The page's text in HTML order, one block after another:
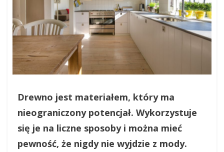
Drewno jest materiałem, który ma
nieograniczony potencjał. Wykorzystuje
się je na liczne sposoby i można mieć
pewność, że nigdy nie wyjdzie z mody.